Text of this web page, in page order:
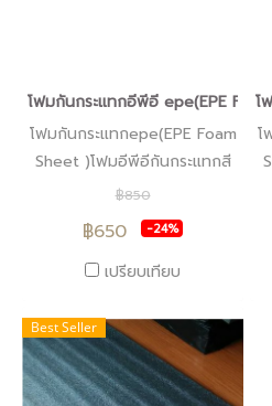
โฟมกันกระแทกอีพีอี epe(EPE
โฟมกันกระแทกepe(EPE Foam
Sheet )โฟมอีพีอีกันกระแทกสี
ดำหนา2.5ซม.ราคา650บาท
฿850
฿650 -24%
เปรียบเทียบ
โ
โ
Best Seller